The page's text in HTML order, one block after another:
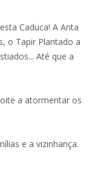
Caduca! A Anta
o Tapir Plantado a
Até que a
a atormentar os
e a vizinhança.